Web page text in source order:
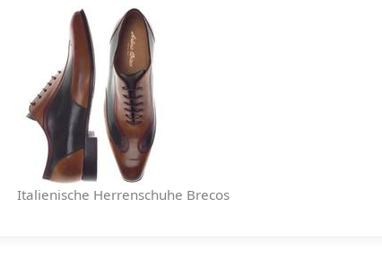
Italienische Herrenschuhe Brecos